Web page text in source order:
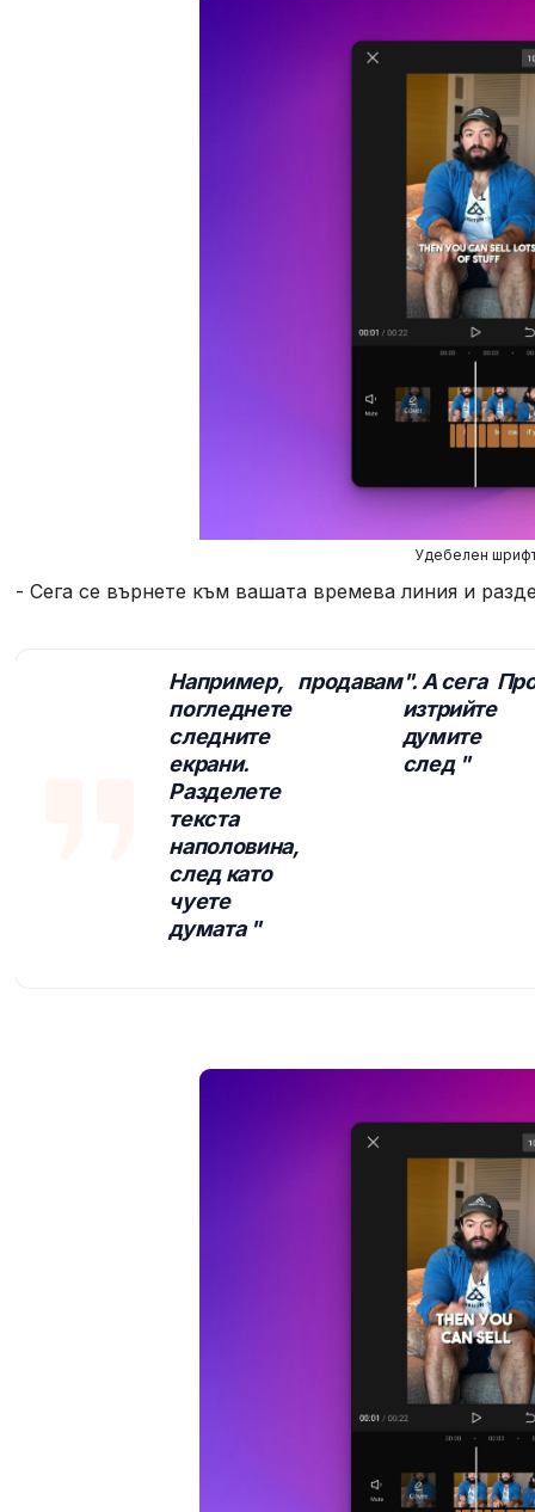
Удебелен
- Сега се върнете към вашата времева линия и
Например,
погледнете
следните
екрани.
Разделете
текста
наполовина,
след като
чуете
думата "
продавам". А сега
изтрийте
думите
след "